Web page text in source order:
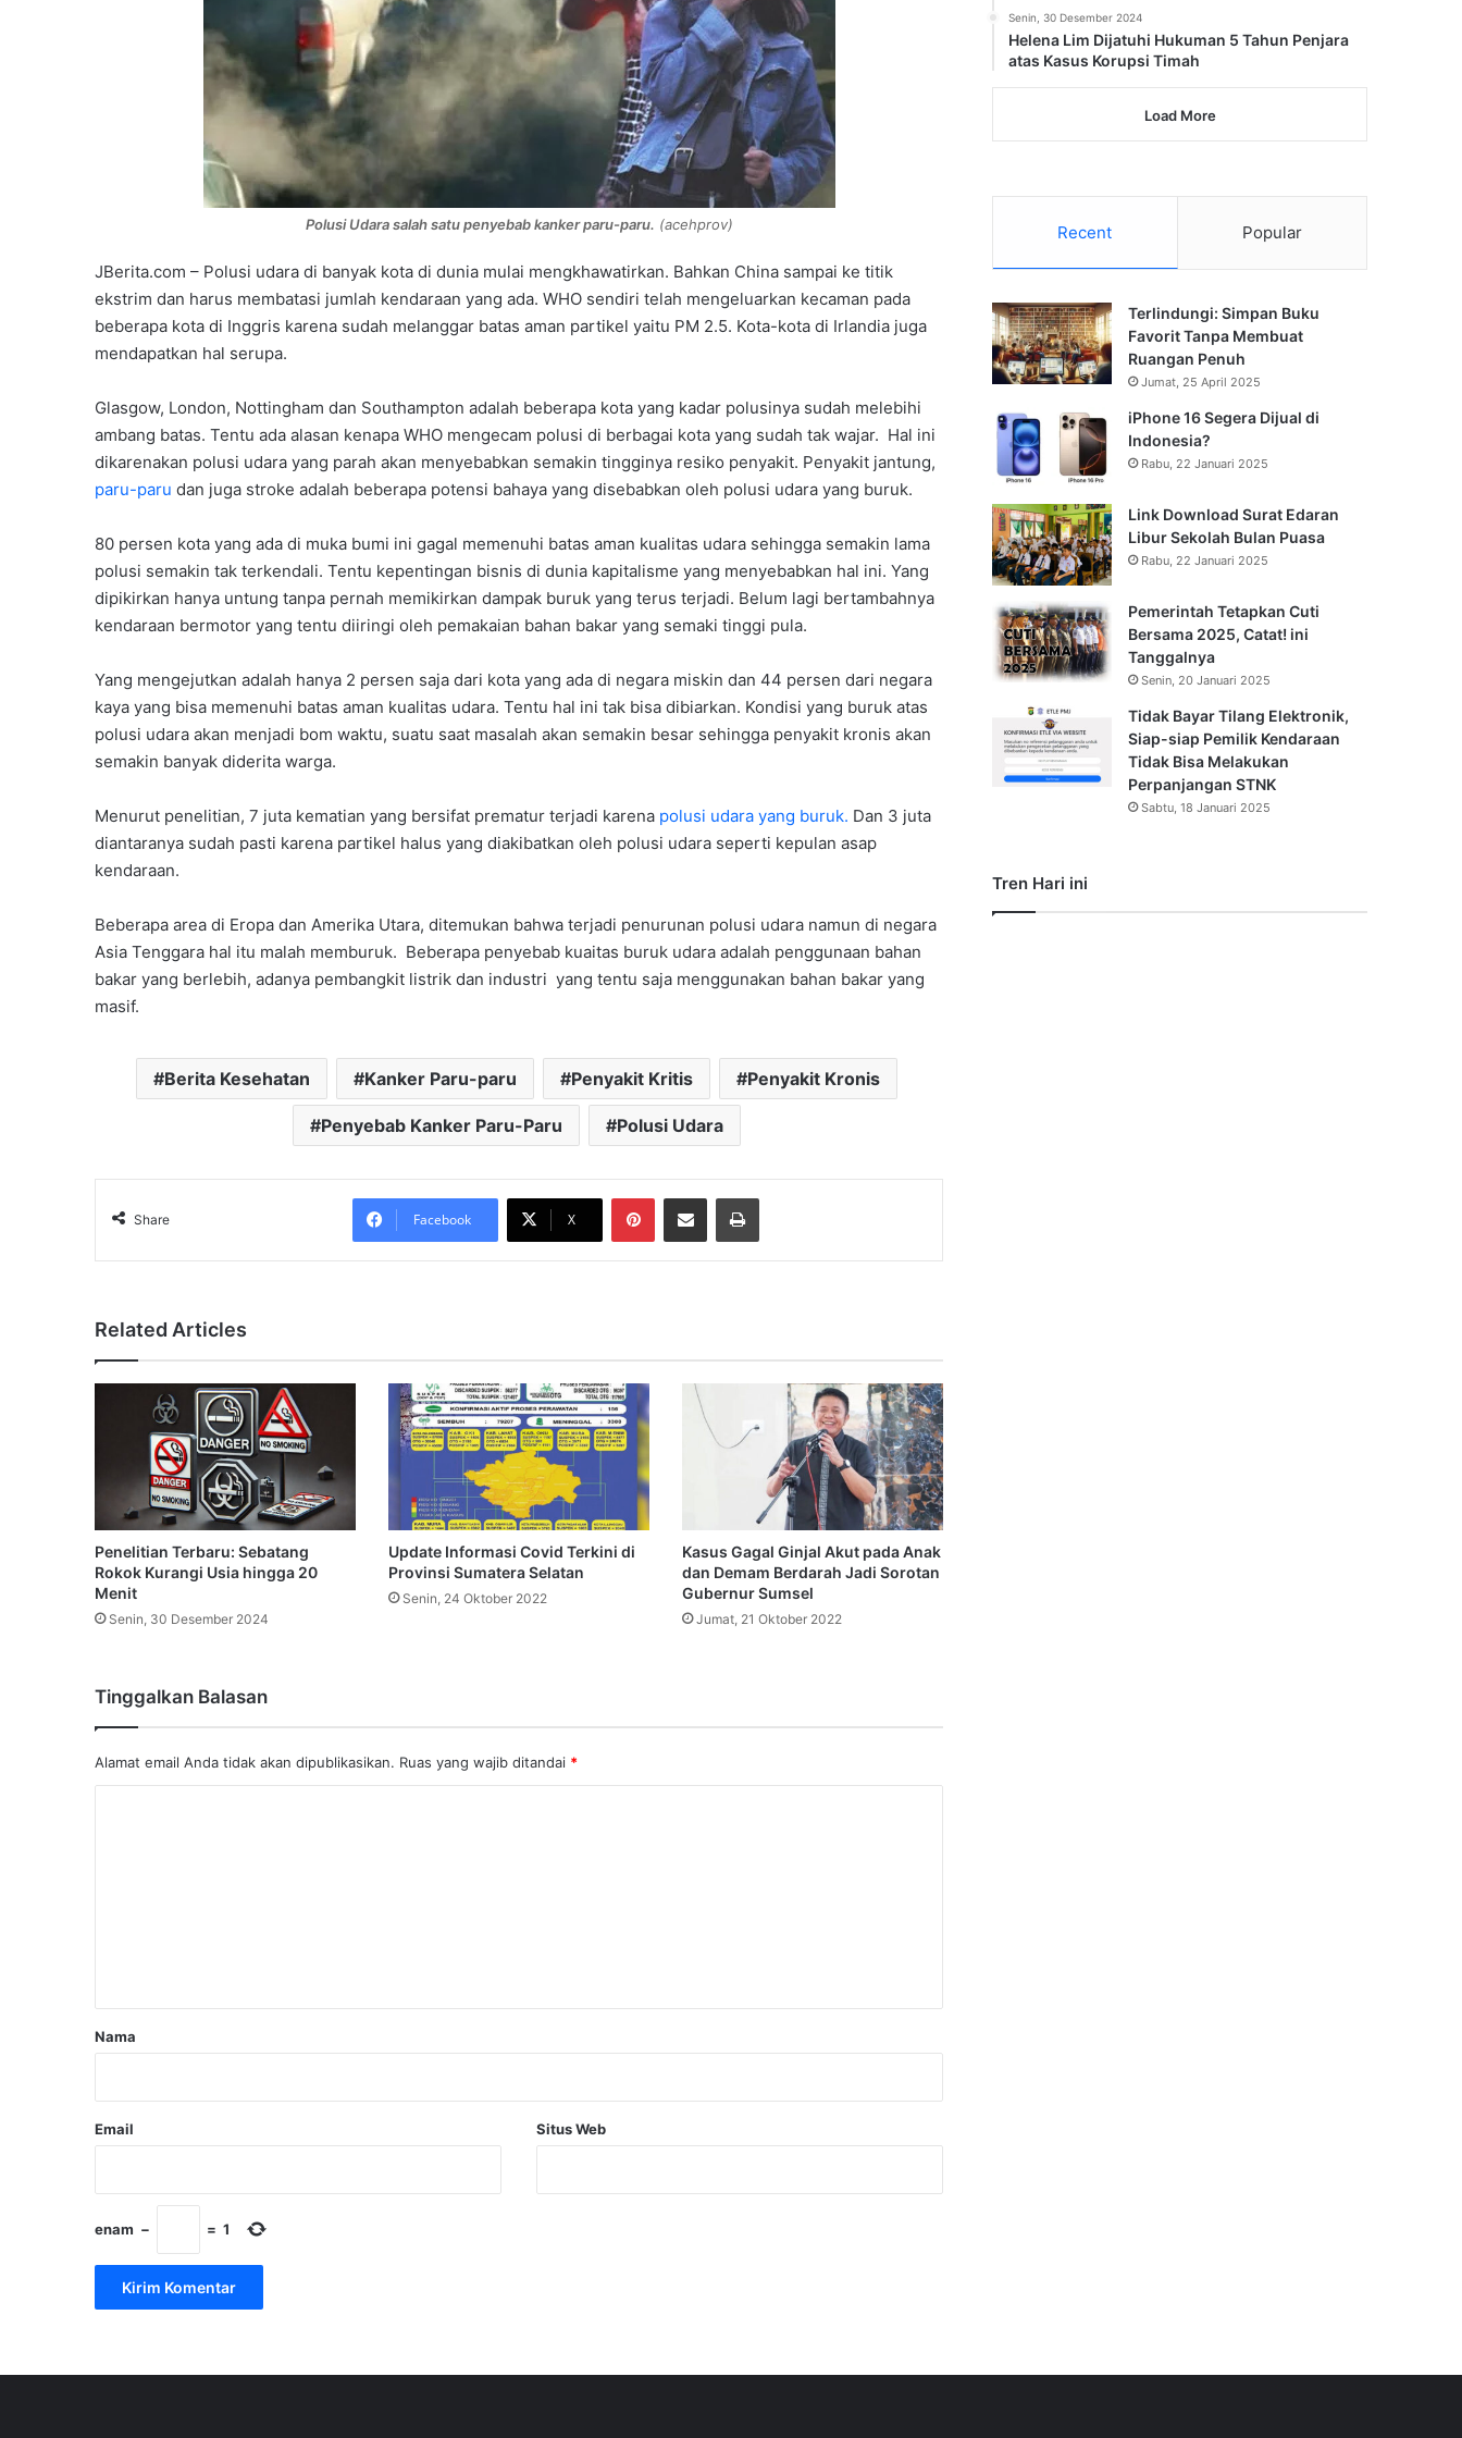
Polusi Udara salah satu penyebab kanker paru-paru. (acehprov)
JBerita.com – Polusi udara di banyak kota di dunia mulai mengkhawatirkan. Bahkan China sampai ke titik
ekstrim dan harus membatasi jumlah kendaraan yang ada. WHO sendiri telah mengeluarkan kecaman pada
beberapa kota di Inggris karena sudah melanggar batas aman partikel yaitu PM 2.5. Kota-kota di Irlandia juga
mendapatkan hal serupa.
Glasgow, London, Nottingham dan Southampton adalah beberapa kota yang kadar polusinya sudah melebihi
ambang batas. Tentu ada alasan kenapa WHO mengecam polusi di berbagai kota yang sudah tak wajar. Hal ini
dikarenakan polusi udara yang parah akan menyebabkan semakin tingginya resiko penyakit. Penyakit jantung,
paru-paru dan juga stroke adalah beberapa potensi bahaya yang disebabkan oleh polusi udara yang buruk.
80 persen kota yang ada di muka bumi ini gagal memenuhi batas aman kualitas udara sehingga semakin lama
polusi semakin tak terkendali. Tentu kepentingan bisnis di dunia kapitalisme yang menyebabkan hal ini. Yang
dipikirkan hanya untung tanpa pernah memikirkan dampak buruk yang terus terjadi. Belum lagi bertambahnya
kendaraan bermotor yang tentu diiringi oleh pemakaian bahan bakar yang semaki tinggi pula.
Yang mengejutkan adalah hanya 2 persen saja dari kota yang ada di negara miskin dan 44 persen dari negara
kaya yang bisa memenuhi batas aman kualitas udara. Tentu hal ini tak bisa dibiarkan. Kondisi yang buruk atas
polusi udara akan menjadi bom waktu, suatu saat masalah akan semakin besar sehingga penyakit kronis akan
semakin banyak diderita warga.
Menurut penelitian, 7 juta kematian yang bersifat prematur terjadi karena polusi udara yang buruk. Dan 3 juta
diantaranya sudah pasti karena partikel halus yang diakibatkan oleh polusi udara seperti kepulan asap
kendaraan.
Beberapa area di Eropa dan Amerika Utara, ditemukan bahwa terjadi penurunan polusi udara namun di negara
Asia Tenggara hal itu malah memburuk. Beberapa penyebab kuaitas buruk udara adalah penggunaan bahan
bakar yang berlebih, adanya pembangkit listrik dan industri yang tentu saja menggunakan bahan bakar yang
masif.
Berita Kesehatan Kanker Paru-paru Penyakit Kritis Penyakit Kronis
Penyebab Kanker Paru-Paru Polusi Udara
Share Facebook X
PinterestShare via Email Print
Related Articles
Penelitian Terbaru: Sebatang
Rokok Kurangi Usia hingga 20
Menit
Senin, 30 Desember 2024
Update Informasi Covid Terkini di
Provinsi Sumatera Selatan
Senin, 24 Oktober 2022
Kasus Gagal Ginjal Akut pada Anak
dan Demam Berdarah Jadi Sorotan
Gubernur Sumsel
Jumat, 21 Oktober 2022
Tinggalkan Balasan
Alamat email Anda tidak akan dipublikasikan. Ruas yang wajib ditandai *
r
Nama
Email Situs Web
enam − = 1
Senin, 30 Desember 2024
Helena Lim Dijatuhi Hukuman 5 Tahun Penjara
atas Kasus Korupsi Timah
Load More
Recent Popular
Terlindungi: Simpan Buku
Favorit Tanpa Membuat
Ruangan Penuh
Jumat, 25 April 2025
iPhone 16 Segera Dijual di
Indonesia?
Rabu, 22 Januari 2025
Link Download Surat Edaran
Libur Sekolah Bulan Puasa
Rabu, 22 Januari 2025
Pemerintah Tetapkan Cuti
Bersama 2025, Catat! ini
Tanggalnya
Senin, 20 Januari 2025
Tidak Bayar Tilang Elektronik,
Siap-siap Pemilik Kendaraan
Tidak Bisa Melakukan
Perpanjangan STNK
Sabtu, 18 Januari 2025
Tren Hari ini